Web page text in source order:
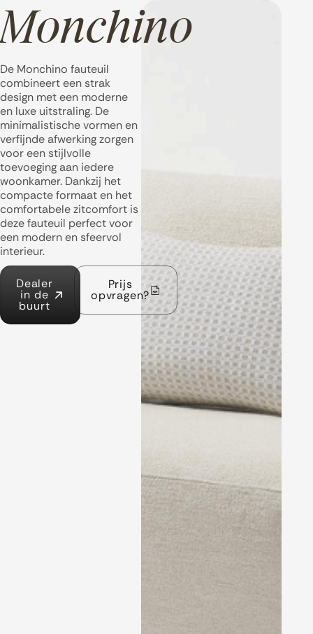
Monchino
De Monchino fauteuil
combineert een strak
design met een moderne
en luxe uitstraling. De
minimalistische vormen en
verfijnde afwerking zorgen
voor een stijlvolle
toevoeging aan iedere
woonkamer. Dankzij het
compacte formaat en het
comfortabele zitcomfort is
deze fauteuil perfect voor
een modern en sfeervol
interieur.
Dealer
in de
buurt
Prijs
opvragen?